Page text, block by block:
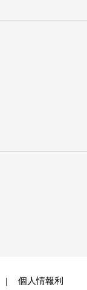
個人情報利